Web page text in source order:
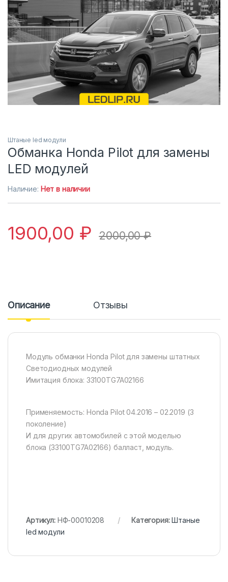
Штаные led модули
Обманка Honda Pilot для замены
LED модулей
Наличие: Нет в наличии
1900,00 ₽ 2000,00₽
Описание Отзывы
Модуль обманки Honda Pilot для замены штатных
Светодиодных модулей
Имитация блока: 33100TG7A02166
Применяемость: Honda Pilot 04.2016 – 02.2019 (3
поколение)
И для других автомобилей с этой моделью
блока (33100TG7A02166) балласт, модуль.
Артикул: НФ-00010208 Категория:Штаные
led модули